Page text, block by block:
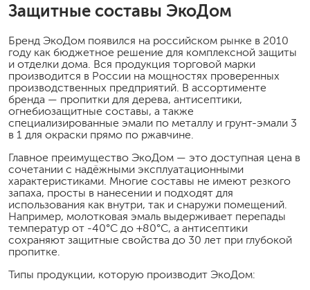
Защитные составы ЭкоДом
Бренд ЭкоДом появился на российском рынке в 2010
году как бюджетное решение для комплексной защиты
и отделки дома. Вся продукция торговой марки
производится в России на мощностях проверенных
производственных предприятий. В ассортименте
бренда — пропитки для дерева, антисептики,
огнебиозащитные составы, а также
специализированные эмали по металлу и грунт-эмали 3
в 1 для окраски прямо по ржавчине.
Главное преимущество ЭкоДом — это доступная цена в
сочетании с надёжными эксплуатационными
характеристиками. Многие составы не имеют резкого
запаха, просты в нанесении и подходят для
использования как внутри, так и снаружи помещений.
Например, молотковая эмаль выдерживает перепады
температур от -40°С до +80°С, а антисептики
сохраняют защитные свойства до 30 лет при глубокой
пропитке.
Типы продукции, которую производит ЭкоДом: